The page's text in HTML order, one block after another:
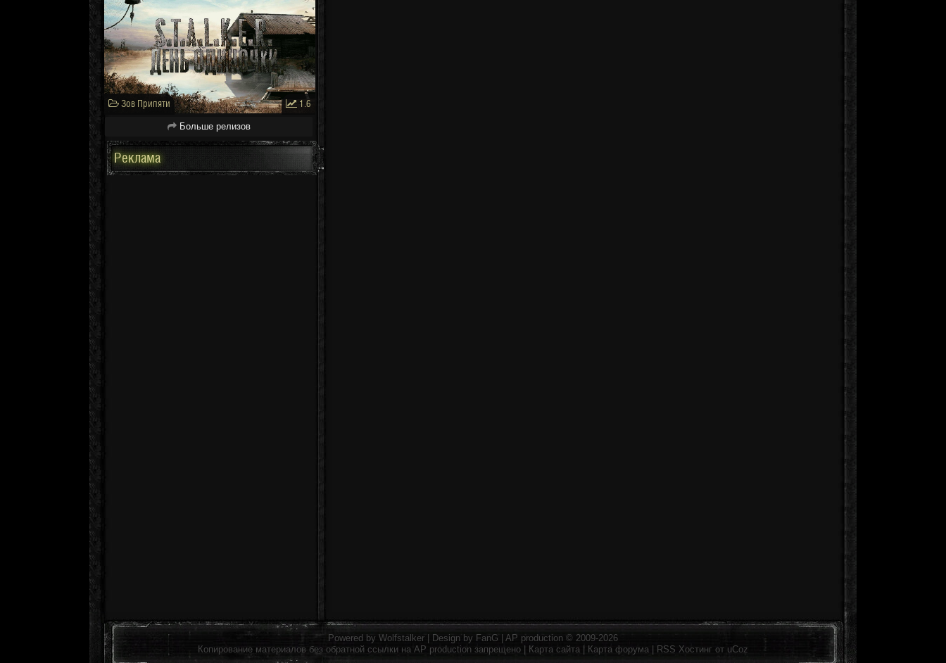
Зов Припяти 1.6
Больше релизов
Реклама
Powered by Wolfstalker | Design by FanG AP production © 2009-2026
Копирование материалов без обратной ссылки на AP production запрещено | Карта сайта Карта форума RSS Хостинг от uCoz